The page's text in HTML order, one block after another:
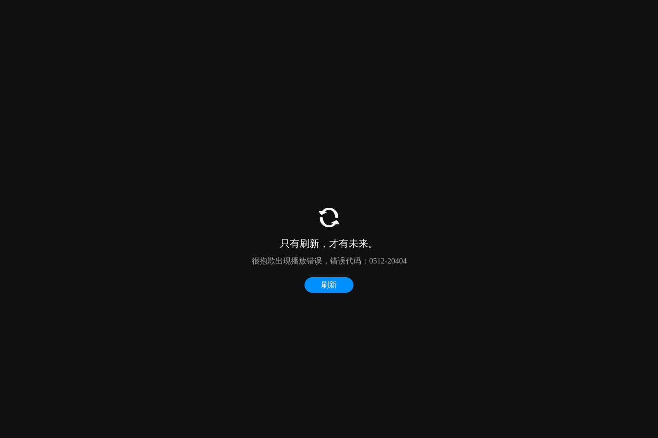
只有刷新，才有未来。
很抱歉出现播放错误，错误代码：0512-20404
刷新